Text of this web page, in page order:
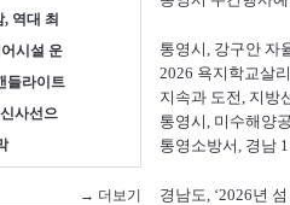
, 역대 최
시설 운
들라이트
사선으
→ 더보기
통영시, 강구안 자
2026 욕지학교살
지속과 도전, 지방
통영시, 미수해양
통영소방서, 경남
경남도, ‘2026년